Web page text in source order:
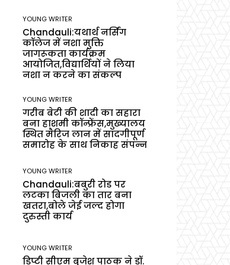
YOUNG WRITER
Chandauli:यथार्थ नर्सिंग
कॉलेज में नशा मुक्ति
जागरूकता कार्यक्रम
आयोजित,विद्यार्थियों ने लिया
नशा न करने का संकल्प
YOUNG WRITER
गरीब बेटी की शादी का सहारा
बना हाशमी कॉन्फ्रेंस,मुख्यालय
स्थित मैरिज लान में सादगीपूर्ण
समारोह के साथ निकाह संपन्न
YOUNG WRITER
Chandauli:बबुरी रोड पर
लटका बिजली का तार बना
खतरा,बोले जेई जल्द होगा
दुरुस्ती कार्य
YOUNG WRITER
डिप्टी सीएम बृजेश पाठक ने डॉ.